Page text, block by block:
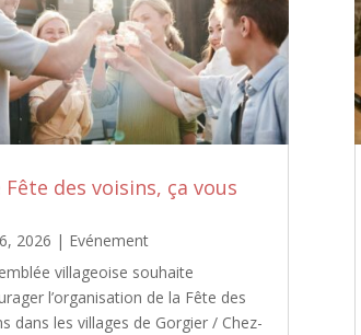
Fête des voisins, ça vous
2026 | Evénement
villageoise souhaite
l’organisation de la Fête des
dans les villages de Gorgier / Chez-